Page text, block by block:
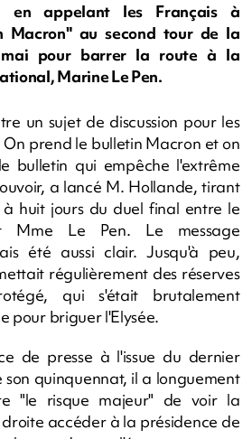
en appelant les Français à
Macron" au second tour de la
pour barrer la route à la
Marine Le Pen.
un sujet de discussion pour les
prend le bulletin Macron et on
bulletin qui empêche l'extrême
a lancé M. Hollande, tirant
huit jours du duel final entre le
Mme Le Pen. Le message
été aussi clair. Jusqu'à peu,
régulièrement des réserves
qui s'était brutalement
pour briguer l'Elysée.
de presse à l'issue du dernier
quinquennat, il a longuement
"le risque majeur" de voir la
accéder à la présidence de